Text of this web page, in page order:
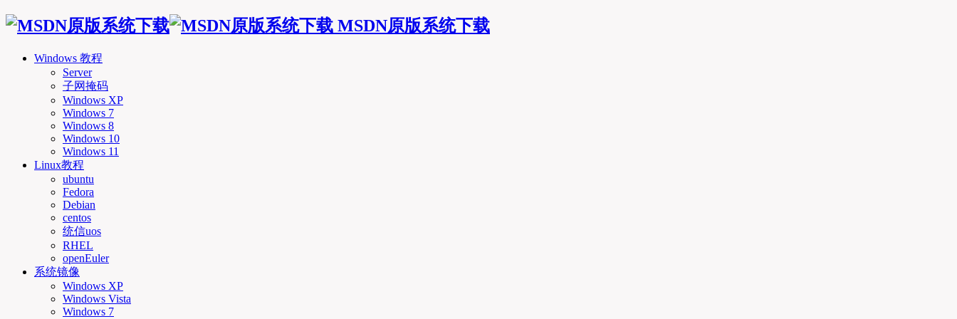
MSDN原版系统下载
Windows 教程
Server
子网掩码
Windows XP
Windows 7
Windows 8
Windows 10
Windows 11
Linux教程
ubuntu
Fedora
Debian
centos
统信uos
RHEL
openEuler
系统镜像
Windows XP
Windows Vista
Windows 7